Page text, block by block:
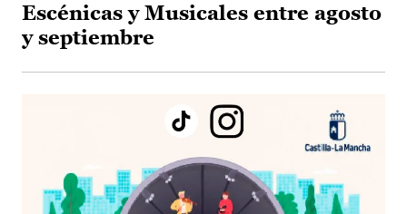
Escénicas y Musicales entre agosto
y septiembre